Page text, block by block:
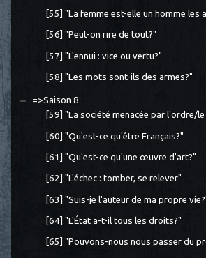
[55] "La femme est-elle un homme les
[56] "Peut-on rire de tout?"
[57] "L'ennui : vice ou vertu?"
[58] "Les mots sont-ils des armes?"
=>Saison 8
[59] "La société menacée par l'ordre/
[60] "Qu'est-ce qu'être Français?"
[61] "Qu'est-ce qu'une œuvre d'art?"
[62] "L'échec : tomber, se relever"
[63] "Suis-je l'auteur de ma propre
[64] "L'État a-t-il tous les droits?"
[65] "Pouvons-nous nous passer du